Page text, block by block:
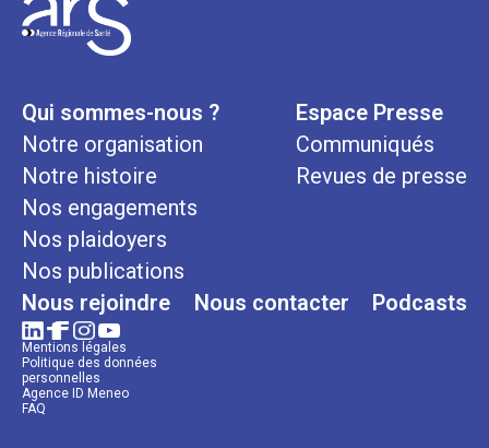
Qui sommes-nous ?
Notre organisation
Notre histoire
Nos engagements
Nos plaidoyers
Nos publications
Espace Presse
Communiqués
Revues de presse
Nous rejoindre Nous contacter Podcasts
Mentions légales
Politique des données
personnelles
Agence ID Meneo
FAQ